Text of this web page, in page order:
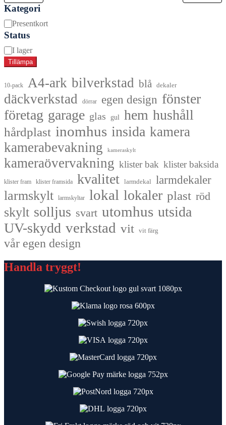
Kategori
Kategori
Presentkort
Status
Tillgänglighet
I lager
Tillämpa
10-pack A4-ark bilverkstad blå dekaler
däckverkstad dörrar egen design fönster
företag garage glas gul hem hushåll
hårdplast inomhus insida kamera
kamerabevakning
kameraskylt
kameraövervakning klister bak klister baksida
klister fram klister framsida kvalitet larmdekal larmdekaler
larmskylt larmskyltar lokal lokaler plast röd
skylt solljus svart utomhus utsida
UV-skydd verkstad vit vit färg
vår egen design
Handla tryggt!